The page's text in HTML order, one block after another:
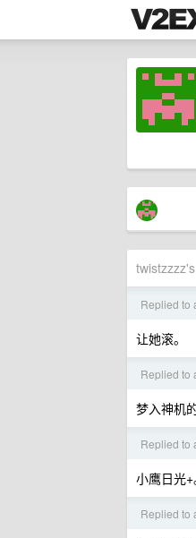
Replied to
让她滚。
Replied to
梦入神机
Replied to
小鹰日光+
Replied to